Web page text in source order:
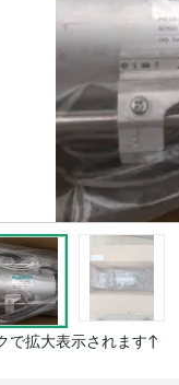
で拡大表示されます↑